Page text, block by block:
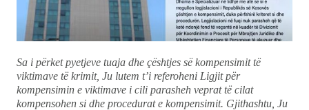
Sa i përket pyetjeve tuaja dhe çështjes së kompensimit të
viktimave të krimit, Ju lutem t’i referoheni Ligjit për
kompensimin e viktimave i cili parasheh veprat të cilat
kompensohen si dhe procedurat e kompensimit. Gjithashtu, Ju